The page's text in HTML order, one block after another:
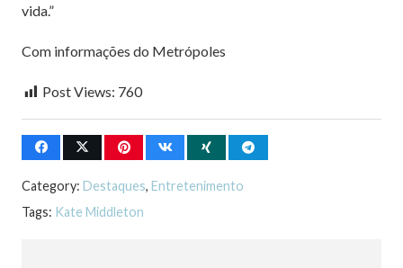
vida.”
Com informações do Metrópoles
Post Views: 760
Category: Destaques, Entretenimento
Tags: Kate Middleton